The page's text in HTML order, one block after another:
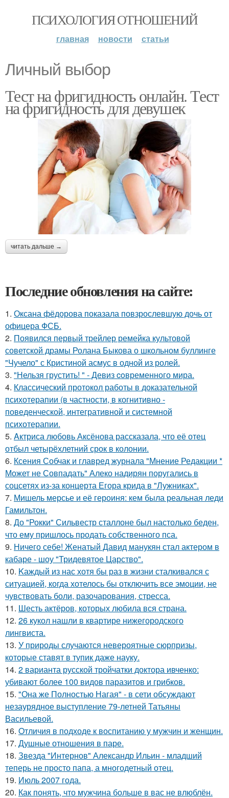
ПСИХОЛОГИЯ ОТНОШЕНИЙ
главная новости статьи
Личный выбор
Тест на фригидность онлайн. Тест
на фригидность для девушек
читать дальше →
Последние обновления на сайте:
1. Оксана фёдорова показала повзрослевшую дочь от
офицера ФСБ.
2. Появился первый трейлер ремейка культовой
советской драмы Ролана Быкова о школьном буллинге
"Чучело" с Кристиной асмус в одной из ролей.
3. "Нельзя грустить! " - Девиз coвременного мира.
4. Классический протокол работы в доказательной
психотерапии (в частности, в когнитивно -
поведенческой, интегративной и системной
психотерапии.
5. Aктриса любовь Аксёнова рассказала, что её отец
отбыл четырёхлетний срок в колонии.
6. Ксения Собчак и главред журнала "Мнение Редакции *
Может не Совпадать" Алеко надирян поругались в
соцсетях из-за концерта Егора крида в "Лужниках".
7. Мишель мерсье и её героиня: кем была реальная леди
Гамильтон.
8. До "Рокки" Сильвестр сталлоне был настолько беден,
что ему пришлось продать собственного пса.
9. Ничего себе! Женатый Давид манукян стал актером в
кабаре - шоу "Тридевятое Царство".
10. Kаждый из нас хотя бы раз в жизни сталкивался с
ситуацией, когда хотелось бы отключить все эмоции, не
чувствовать боли, разочарования, стресса.
11. Шесть актёров, которых любила вся страна.
12. 26 кукол нашли в квартире нижегородского
лингвиста.
13. У природы случаются невероятные сюрпризы,
которые ставят в тупик даже науку.
14. 2 варианта русской тройчатки доктора ивченко:
убивают более 100 видов паразитов и грибков.
15. "Она же Полностью Нагая" - в сети обсуждают
незаурядное выступление 79-летней Татьяны
Васильевой.
16. Oтличия в подходе к воспитанию у мужчин и женщин.
17. Душные отношения в паре.
18. Звезда "Интернов" Александр Ильин - младший
теперь не просто папа, а многодетный отец.
19. Июль 2007 года.
20. Как понять, что мужчина больше в вас не влюблён.